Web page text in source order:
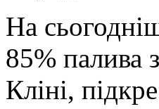
На
85% палива
Кліні,